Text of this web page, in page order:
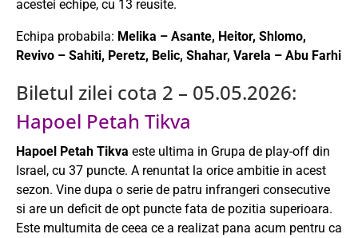
acestei echipe, cu 13 reusite.
Echipa probabila: Melika – Asante, Heitor, Shlomo,
Revivo – Sahiti, Peretz, Belic, Shahar, Varela – Abu Farhi
Biletul zilei cota 2 – 05.05.2026:
Hapoel Petah Tikva
Hapoel Petah Tikva este ultima in Grupa de play-off din
Israel, cu 37 puncte. A renuntat la orice ambitie in acest
sezon. Vine dupa o serie de patru infrangeri consecutive
si are un deficit de opt puncte fata de pozitia superioara.
Este multumita de ceea ce a realizat pana acum pentru ca